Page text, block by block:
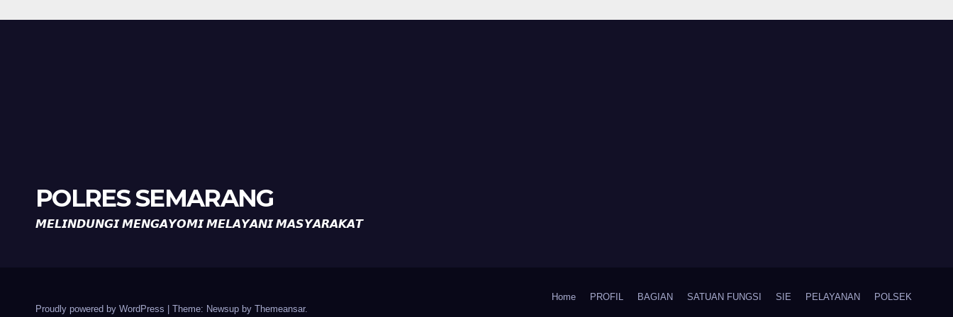
POLRES SEMARANG
𝙈𝙀𝙇𝙄𝙉𝘿𝙐𝙉𝙂𝙄 𝙈𝙀𝙉𝙂𝘼𝙔𝙊𝙈𝙄 𝙈𝙀𝙇𝘼𝙔𝘼𝙉𝙄 𝙈𝘼𝙎𝙔𝘼𝙍𝘼𝙆𝘼𝙏
Proudly powered by WordPress Theme: Newsup by Themeansar.
Home PROFIL BAGIAN SATUAN FUNGSI SIE PELAYANAN POLSEK